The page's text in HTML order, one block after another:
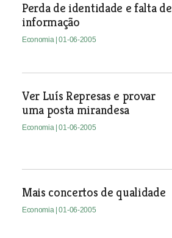
Perda de identidade e falta de
informação
Economia | 01-06-2005
Ver Luís Represas e provar
uma posta mirandesa
Economia | 01-06-2005
Mais concertos de qualidade
Economia | 01-06-2005